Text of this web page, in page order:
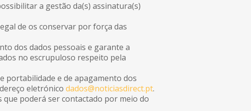
a gestão da(s) assinatura(s)
de os conservar por força das
dos dados pessoais e garante a
no escrupuloso respeito pela
portabilidade e de apagamento dos
eletrónico dados@noticiasdirect.pt.
que poderá ser contactado por meio do